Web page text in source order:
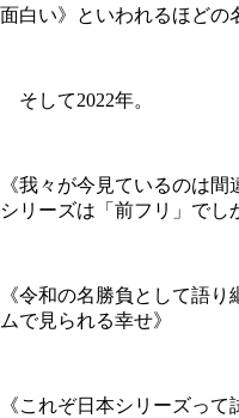
面白い》といわれるほどの
そして2022年。
《我々が今見ているのは
シリーズは「前フリ」でし
《令和の名勝負として語
ムで見られる幸せ》
《これぞ日本シリーズっ